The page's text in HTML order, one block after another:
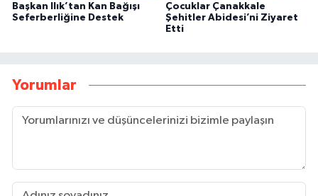
Başkan Ilık’tan Kan Bağışı
Seferberliğine Destek
Çocuklar Çanakkale
Şehitler Abidesi’ni Ziyaret
Etti
Yorumlar